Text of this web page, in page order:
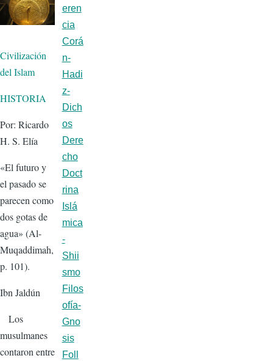
Civilización
del Islam
HISTORIA
Por: Ricardo
H. S. Elía
«El futuro y
el pasado se
parecen como
dos gotas de
agua» (Al-
Muqaddimah,
p. 101).
Ibn Jaldún
Los
musulmanes
contaron entre
eren
cia
Corá
n-
Hadi
z-
Dich
os
Dere
cho
Doct
rina
Islá
mica
-
Shii
smo
Filos
ofía-
Gno
sis
Foll